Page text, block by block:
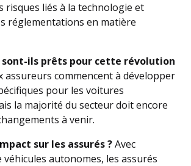
risques liés à la technologie et
réglementations en matière
sont-ils prêts pour cette révolution
assureurs commencent à développer
pour les voitures
la majorité du secteur doit encore
à venir.
sur les assurés ?Avec
véhicules autonomes, les assurés